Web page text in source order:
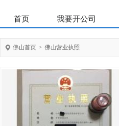
首页 我要开公司
佛山首页 > 佛山营业执照